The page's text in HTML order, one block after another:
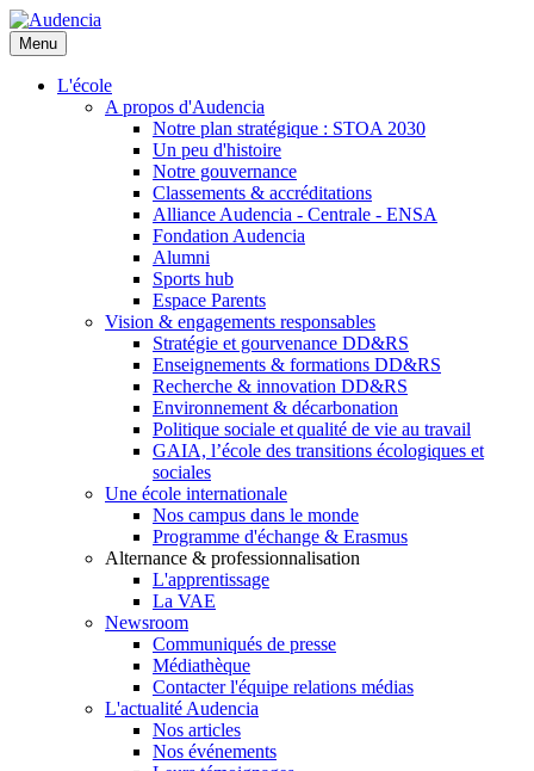
Aller
au
contenu
principal
Menu
L'école
A propos d'Audencia
Notre plan stratégique : STOA 2030
Un peu d'histoire
Notre gouvernance
Classements & accréditations
Alliance Audencia - Centrale - ENSA
Fondation Audencia
Alumni
Sports hub
Espace Parents
Vision & engagements responsables
Stratégie et gourvenance DD&RS
Enseignements & formations DD&RS
Recherche & innovation DD&RS
Environnement & décarbonation
Politique sociale et qualité de vie au travail
GAIA, l’école des transitions écologiques et
sociales
Une école internationale
Nos campus dans le monde
Programme d'échange & Erasmus
Alternance & professionnalisation
L'apprentissage
La VAE
Newsroom
Communiqués de presse
Médiathèque
Contacter l'équipe relations médias
L'actualité Audencia
Nos articles
Nos événements